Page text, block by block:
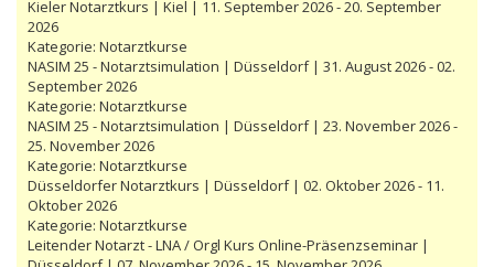
Kieler Notarztkurs | Kiel | 11. September 2026 - 20. September
2026
Kategorie: Notarztkurse
NASIM 25 - Notarztsimulation | Düsseldorf | 31. August 2026 - 02.
September 2026
Kategorie: Notarztkurse
NASIM 25 - Notarztsimulation | Düsseldorf | 23. November 2026 -
25. November 2026
Kategorie: Notarztkurse
Düsseldorfer Notarztkurs | Düsseldorf | 02. Oktober 2026 - 11.
Oktober 2026
Kategorie: Notarztkurse
Leitender Notarzt - LNA / Orgl Kurs Online-Präsenzseminar |